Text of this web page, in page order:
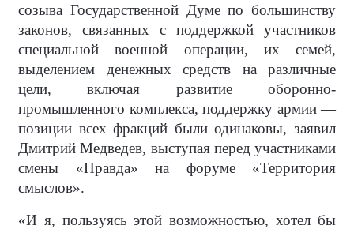
созыва Государственной Думе по большинству
законов, связанных с поддержкой участников
специальной военной операции, их семей,
выделением денежных средств на различные
цели, включая развитие оборонно-
промышленного комплекса, поддержку армии —
позиции всех фракций были одинаковы, заявил
Дмитрий Медведев, выступая перед участниками
смены «Правда» на форуме «Территория
смыслов».
«И я, пользуясь этой возможностью, хотел бы